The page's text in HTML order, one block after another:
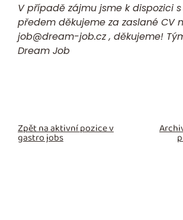
V případě zájmu jsme k dispozici
předem děkujeme za zaslané CV
job@dream-job.cz, děkujeme!
Dream Job
Zpět na aktivní pozice v
gastro jobs